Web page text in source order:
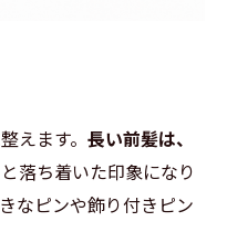
えます。 長い前髪は、
と落ち着いた印象になり
なピンや飾り付きピン